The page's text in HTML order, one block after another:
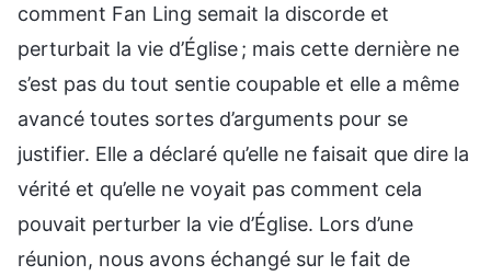
comment Fan Ling semait la discorde et
perturbait la vie d’Église ; mais cette dernière ne
s’est pas du tout sentie coupable et elle a même
avancé toutes sortes d’arguments pour se
justifier. Elle a déclaré qu’elle ne faisait que dire la
vérité et qu’elle ne voyait pas comment cela
pouvait perturber la vie d’Église. Lors d’une
réunion, nous avons échangé sur le fait de